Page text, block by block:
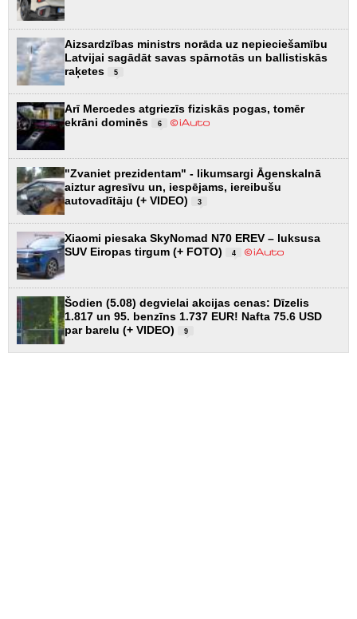
Aizsardzības ministrs norāda uz nepieciešamību
Latvijai sagādāt savas spārnotās un ballistiskās
raķetes
5
Arī Mercedes atgriezīs fiziskās pogas, tomēr
ekrāni dominēs
6
"Zvaniet prezidentam" - likumsargi Āgenskalnā
aiztur agresīvu un, iespējams, iereibušu
autovadītāju (+ VIDEO)
3
Xiaomi piesaka SkyNomad N70 EREV – luksusa
SUV Eiropas tirgum (+ FOTO)
4
Šodien (5.08) degvielai akcijas cenas: Dīzelis
1.817 un 95. benzīns 1.737 EUR! Nafta 75.6 USD
par barelu (+ VIDEO)
9